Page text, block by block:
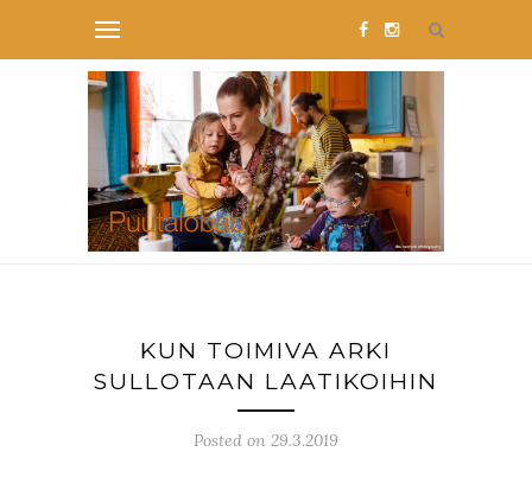
KUN TOIMIVA ARKI
SULLOTAAN LAATIKOIHIN
Posted on 29.3.2019